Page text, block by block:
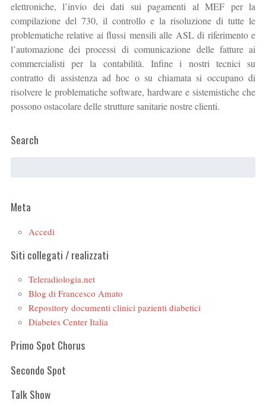
elettroniche, l’invio dei dati sui pagamenti al MEF per la
compilazione del 730, il controllo e la risoluzione di tutte le
problematiche relative ai flussi mensili alle ASL di riferimento e
l’automazione dei processi di comunicazione delle fatture ai
commercialisti per la contabilità. Infine i nostri tecnici su
contratto di assistenza ad hoc o su chiamata si occupano di
risolvere le problematiche software, hardware e sistemistiche che
possono ostacolare delle strutture sanitarie nostre clienti.
Search
Meta
Accedi
Siti collegati / realizzati
Teleradiologia.net
Blog di Francesco Amato
Repository documenti clinici pazienti diabetici
Diabetes Center Italia
Primo Spot Chorus
Secondo Spot
Talk Show